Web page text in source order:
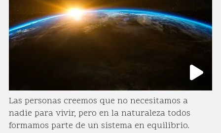
Las personas creemos que no necesitamos a
nadie para vivir, pero en la naturaleza todos
formamos parte de un sistema en equilibrio.